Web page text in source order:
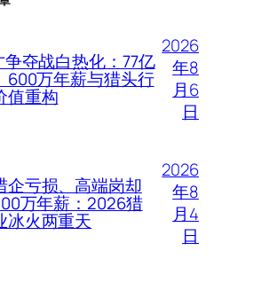
争夺战白热化：77亿
600万年薪与猎头行
值重构
2026
年8
月6
日
企亏损、高端岗却
万年薪：2026猎
冰火两重天
2026
年8
月4
日